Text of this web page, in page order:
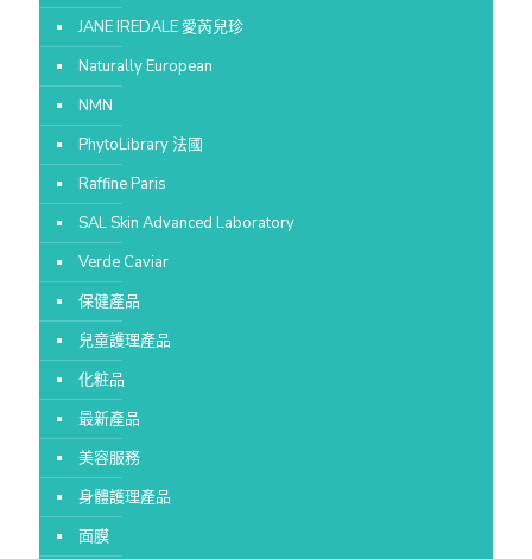
JANE IREDALE 愛芮兒珍
Naturally European
NMN
PhytoLibrary 法國
Raffine Paris
SAL Skin Advanced Laboratory
Verde Caviar
保健產品
兒童護理產品
化粧品
最新產品
美容服務
身體護理產品
面膜